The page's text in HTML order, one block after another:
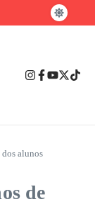
instituição
número de
dos alunos
de